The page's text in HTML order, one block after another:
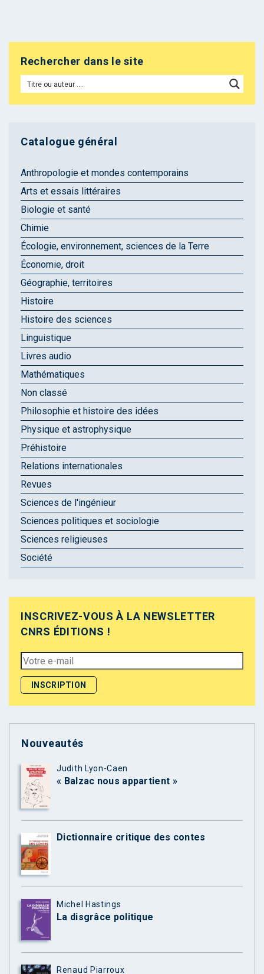
Rechercher dans le site
Catalogue général
Anthropologie et mondes contemporains
Arts et essais littéraires
Biologie et santé
Chimie
Écologie, environnement, sciences de la Terre
Économie, droit
Géographie, territoires
Histoire
Histoire des sciences
Linguistique
Livres audio
Mathématiques
Non classé
Philosophie et histoire des idées
Physique et astrophysique
Préhistoire
Relations internationales
Revues
Sciences de l'ingénieur
Sciences politiques et sociologie
Sciences religieuses
Société
INSCRIVEZ-VOUS À LA NEWSLETTER
CNRS ÉDITIONS !
Nouveautés
Judith Lyon-Caen
« Balzac nous appartient »
Dictionnaire critique des contes
Michel Hastings
La disgrâce politique
Renaud Piarroux